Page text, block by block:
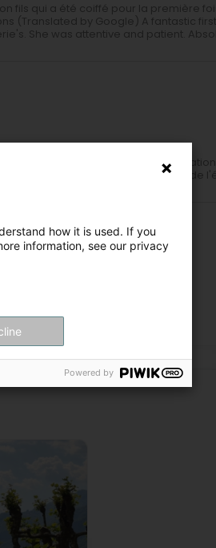
fils qui a été coiffé pour la première
(Translated by Google) A fantastic
She was attentive and patient.
pour cette excellente
Bonne journée ! Instinctif de
1 2 ... 10
how it is used. If you
information, see our privacy
Powered by